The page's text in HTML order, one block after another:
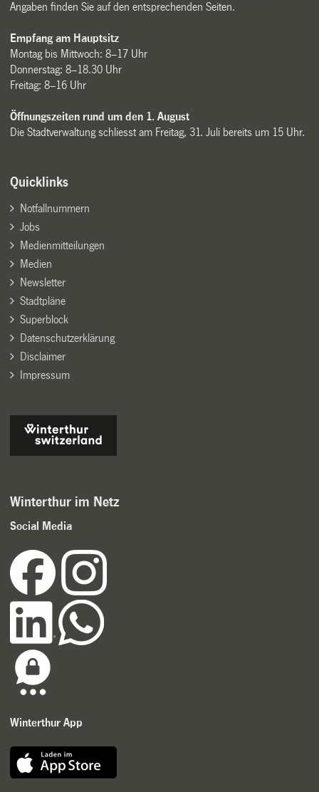
Angaben finden Sie auf den entsprechenden Seiten.
Empfang am Hauptsitz
Montag bis Mittwoch: 8–17 Uhr
Donnerstag: 8–18.30 Uhr
Freitag: 8–16 Uhr
Öffnungszeiten rund um den 1. August
Die Stadtverwaltung schliesst am Freitag, 31. Juli bereits um 15 Uhr.
Quicklinks
Notfallnummern
Jobs
Medienmitteilungen
Medien
Newsletter
Stadtpläne
Superblock
Datenschutzerklärung
Disclaimer
Impressum
Winterthur im Netz
Social Media
Winterthur App